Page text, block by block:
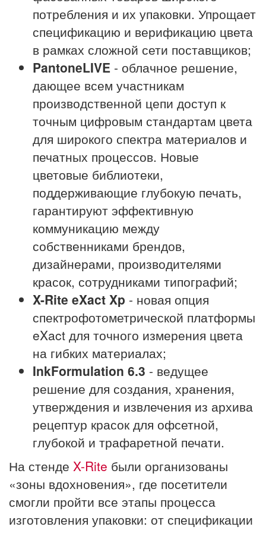
потребления и их упаковки. Упрощает
спецификацию и верификацию цвета
в рамках сложной сети поставщиков;
PantoneLIVE - облачное решение,
дающее всем участникам
производственной цепи доступ к
точным цифровым стандартам цвета
для широкого спектра материалов и
печатных процессов. Новые
цветовые библиотеки,
поддерживающие глубокую печать,
гарантируют эффективную
коммуникацию между
собственниками брендов,
дизайнерами, производителями
красок, сотрудниками типографий;
X-Rite eXact Xp - новая опция
спектрофотометрической платформы
eXact для точного измерения цвета
на гибких материалах;
InkFormulation 6.3 - ведущее
решение для создания, хранения,
утверждения и извлечения из архива
рецептур красок для офсетной,
глубокой и трафаретной печати.
На стенде X-Rite были организованы
«зоны вдохновения», где посетители
смогли пройти все этапы процесса
изготовления упаковки: от спецификации